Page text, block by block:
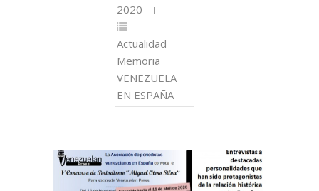
2020
Actualidad
Memoria
VENEZUELA
EN ESPAÑA